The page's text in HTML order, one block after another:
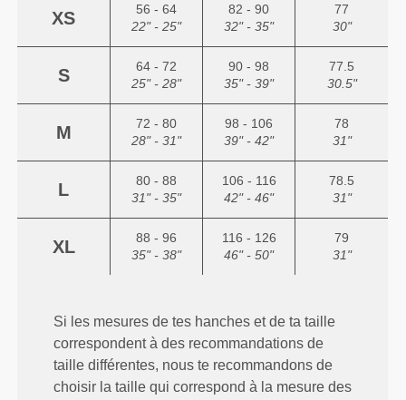
XS
56 - 64
22" - 25"
82 - 90
32" - 35"
77
30"
S
64 - 72
25" - 28"
90 - 98
35" - 39"
77.5
30.5"
M
72 - 80
28" - 31"
98 - 106
39" - 42"
78
31"
L
80 - 88
31" - 35"
106 - 116
42" - 46"
78.5
31"
XL
88 - 96
35" - 38"
116 - 126
46" - 50"
79
31"
Si les mesures de tes hanches et de ta taille
correspondent à des recommandations de
taille différentes, nous te recommandons de
choisir la taille qui correspond à la mesure des